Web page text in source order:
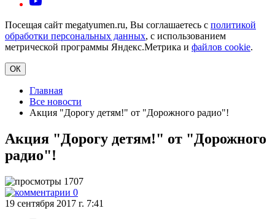
Посещая сайт megatyumen.ru, Вы соглашаетесь с политикой
обработки персональных данных, с использованием
метрической программы Яндекс.Метрика и файлов cookie.
ОК
Главная
Все новости
Акция "Дорогу детям!" от "Дорожного радио"!
Акция "Дорогу детям!" от "Дорожного
радио"!
1707
0
19 сентября 2017 г. 7:41